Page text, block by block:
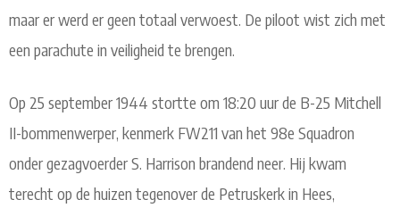
maar er werd er geen totaal verwoest. De piloot wist zich met
een parachute in veiligheid te brengen.
Op 25 september 1944 stortte om 18:20 uur de B-25 Mitchell
II-bommenwerper, kenmerk FW211 van het 98e Squadron
onder gezagvoerder S. Harrison brandend neer. Hij kwam
terecht op de huizen tegenover de Petruskerk in Hees,